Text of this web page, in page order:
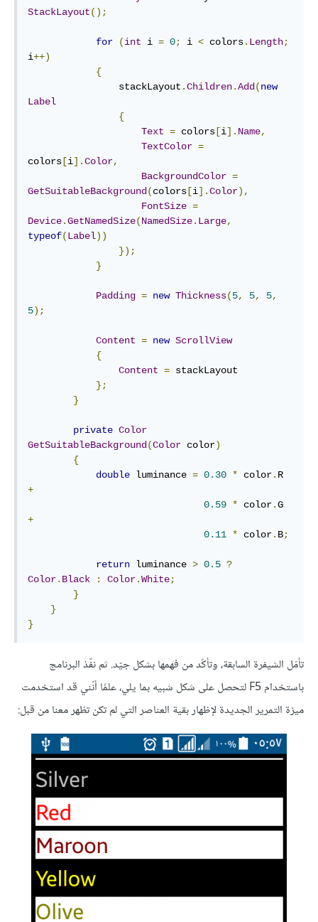
StackLayout();
for (int i = 0; i < colors. Length;
i++)
{
                stackLayout
.Children.Add(new
Label
{
Text = colors [i]. Name,
TextColor =
colors [i].Color,
BackgroundColor =
GetSuitableBackground(colors [i].Color),
FontSize =
Device.GetNamedSize(NamedSize. Large,
typeof(Label))
});
}
Padding = new Thickness(5, 5, 5,
5);
Content = new ScrollView
{
Content = stackLayout
};
}
private Color
GetSuitableBackground(Color color)
{
double luminance = 0.30 * color.
+
0.59 * color.
+
0.11 * color. B;
return luminance > 0.5 ?
Color. Black : Color.White;
}
}
}
تأمّل الشيفرة السابقة، وتأكّد من فهمها بشكل جيّد. ثم نفّذ البرنامج
باستخدام F5 لتحصل على شكل شبيه بما يلي، علمًا أنّني قد استخدمت
ميزة التمرير الجديدة لإظهار بقية العناصر التي لم تكن تظهر معنا من قبل: